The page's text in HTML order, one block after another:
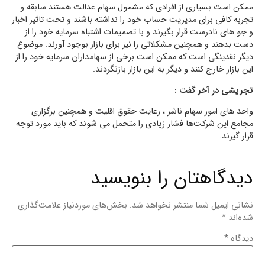
ممکن است بسیاری از افرادی که مشمول سهام عدالت هستند سابقه و
تجربه کافی برای مدیریت حساب خود را نداشته باشند و تحت تاثیر اخبار
و جو های نادرست قرار بگیرند و با تصمیمات اشتباه سرمایه خود را از
دست بدهند و همچنین مشکلاتی را نیز برای بازار بوجود آورند. موضوع
دیگر نقدینگی است که ممکن است برخی از سهامداران سرمایه خود را از
این بازار خارج کنند و دیگر به این بازار بازنگردند.
تجریشی در آخر گفت :
واحد های امور سهام ناشر ، رعایت حقوق اقلیت و همچنین برگزاری
مجامع این شرکت‌ها فشار زیادی را متحمل می شوند که باید مورد توجه
قرار گیرند.
دیدگاهتان را بنویسید
نشانی ایمیل شما منتشر نخواهد شد. بخش‌های موردنیاز علامت‌گذاری
شده‌اند *
دیدگاه *